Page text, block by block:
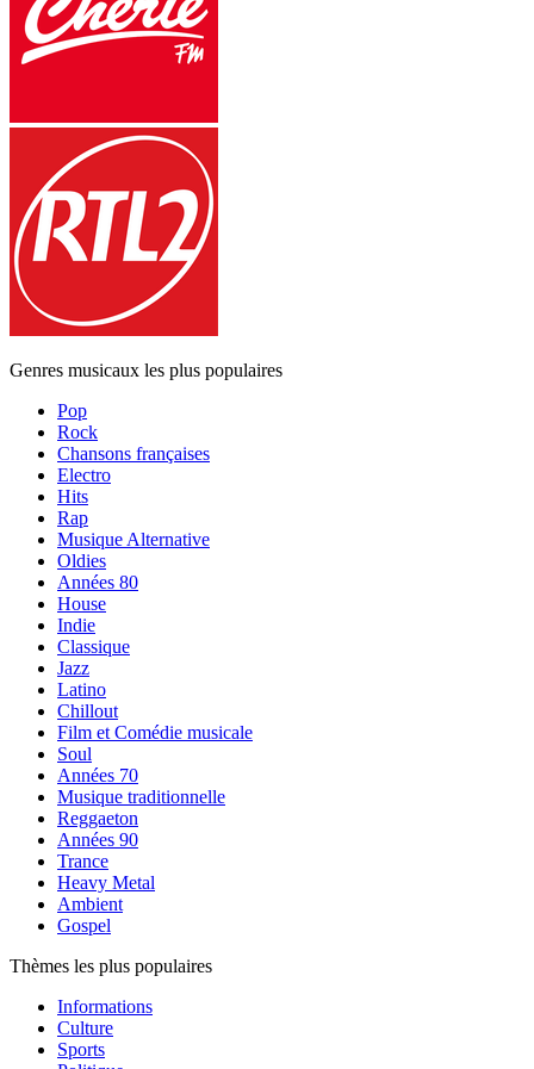
Genres musicaux les plus populaires
Pop
Rock
Chansons françaises
Electro
Hits
Rap
Musique Alternative
Oldies
Années 80
House
Indie
Classique
Jazz
Latino
Chillout
Film et Comédie musicale
Soul
Années 70
Musique traditionnelle
Reggaeton
Années 90
Trance
Heavy Metal
Ambient
Gospel
Thèmes les plus populaires
Informations
Culture
Sports